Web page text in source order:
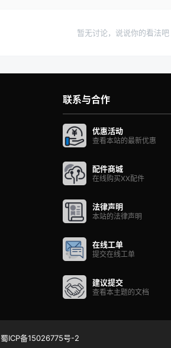
暂无讨论，说说你的看法吧
联系与合作
优惠活动
查看本站的最新优惠
配件商城
在线购买XX配件
法律声明
本站的法律声明
在线工单
提交在线工单
建议提交
查看本主题的文档
蜀ICP备15026775号-2